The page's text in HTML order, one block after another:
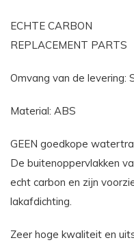
ECHTE CARBON
REPLACEMENT PARTS
Omvang van de levering:
Material: ABS
GEEN goedkope
De buitenoppervlakken
echt carbon en zijn
lakafdichting.
Zeer hoge kwaliteit en